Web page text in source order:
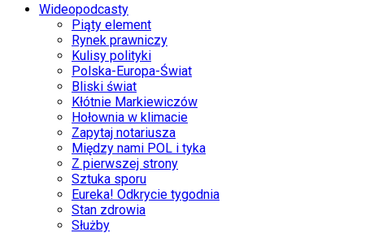
Wideopodcasty
Piąty element
Rynek prawniczy
Kulisy polityki
Polska-Europa-Świat
Bliski świat
Kłótnie Markiewiczów
Hołownia w klimacie
Zapytaj notariusza
Między nami POL i tyka
Z pierwszej strony
Sztuka sporu
Eureka! Odkrycie tygodnia
Stan zdrowia
Służby